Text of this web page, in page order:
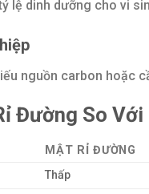
lệ dinh dưỡng cho vi
nguồn carbon hoặc
Đường So Với
MẬT RỈ ĐƯỜNG
Thấp